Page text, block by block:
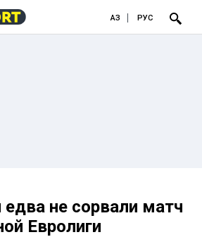
ҚАЗ РУС
не сорвали матч
Евролиги